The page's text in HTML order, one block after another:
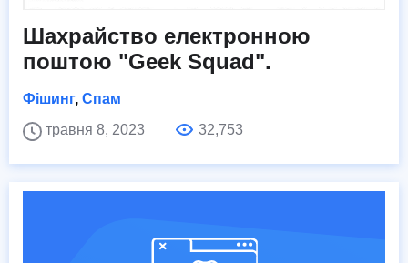
Шахрайство електронною
поштою "Geek Squad".
Фішинг, Спам
травня 8, 2023
32,753